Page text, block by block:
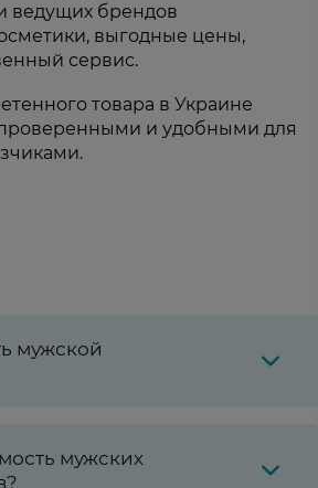
ведущих брендов
выгодные цены,
сервис.
товара в Украине
и удобными для
мужской
мужских